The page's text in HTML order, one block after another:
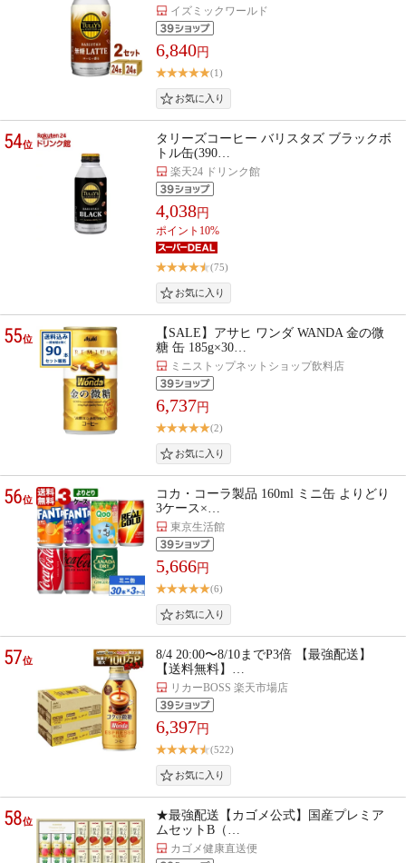
イズミックワールド
6,840円
(1)
54位
タリーズコーヒー バリスタズ ブラックボ
トル缶(390…
楽天24 ドリンク館
4,038円
ポイント10%
(75)
55位
【SALE】アサヒ ワンダ WANDA 金の微
糖 缶 185g×30…
ミニストップネットショップ飲料店
6,737円
(2)
56位
コカ・コーラ製品 160ml ミニ缶 よりどり
3ケース×…
東京生活館
5,666円
(6)
57位
8/4 20:00〜8/10までP3倍 【最強配送】
【送料無料】…
リカーBOSS 楽天市場店
6,397円
(522)
58位
★最強配送【カゴメ公式】国産プレミア
ムセットB（…
カゴメ健康直送便